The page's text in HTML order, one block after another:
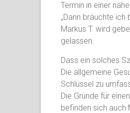
Termin in einer
„Dann bräuchte
Markus T. wird
gelassen.
Dass ein solches
Die allgemeine
Schlüssel zu
Die Gründe für
befinden sich auch